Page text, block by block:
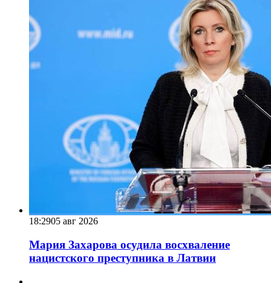
18:2905 авг 2026
Мария Захарова осудила восхваление
нацистского преступника в Латвии